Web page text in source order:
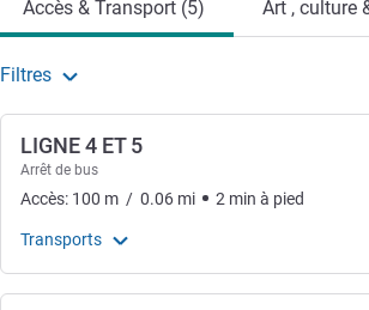
Accès & Transport (5) Art , culture
Filtres
LIGNE 4 ET 5
Arrêt de bus
Accès: 100 m / 0.06 mi 2 min à pied
Transports